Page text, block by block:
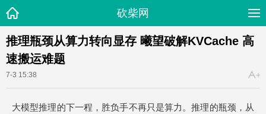
砍柴网
推理瓶颈从算力转向显存 曦望破解KVCache 高
速搬运难题
7-3 15:38
大模型推理的下一程，胜负手不再只是算力。推理的瓶颈，从